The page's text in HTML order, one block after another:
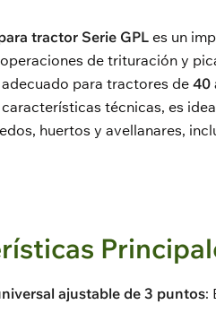
tractor Serie GPL es un
de trituración y
para tractores de40
características técnicas, es
huertos y avellanares,
ajustable de 3 puntos: